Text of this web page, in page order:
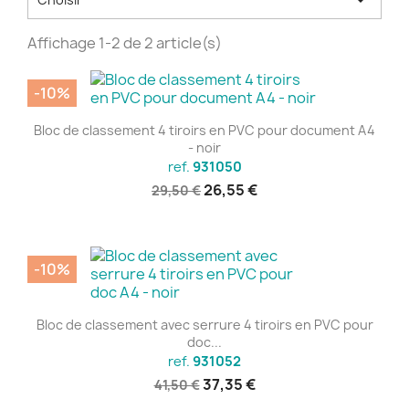
Affichage 1-2 de 2 article(s)
Bloc de classement 4 tiroirs en PVC pour document A4
- noir
ref. 931050
29,50 €26,55 €
-10%
Bloc de classement avec serrure 4 tiroirs en PVC pour
doc...
ref. 931052
41,50 €37,35 €
-10%